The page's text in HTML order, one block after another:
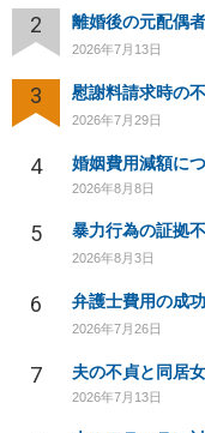
2
2026年7月13日
3
2026年7月29日
4 婚姻費用減額につ
2026年8月8日
5 暴力行為の証拠
2026年8月3日
6 弁護士費用の成
2026年7月26日
7
2026年7月13日